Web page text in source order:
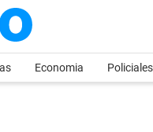
Economia Policiales